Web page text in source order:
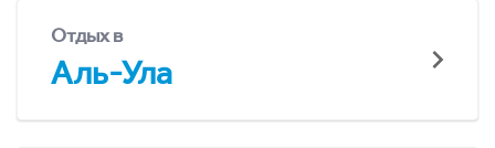
Отдых в
Аль-Ула